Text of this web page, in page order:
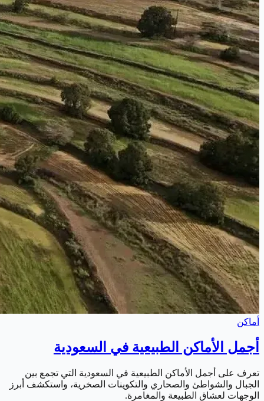
أماكن
أجمل الأماكن الطبيعية في السعودية
تعرف على أجمل الأماكن الطبيعية في السعودية التي تجمع بين
الجبال والشواطئ والصحاري والتكوينات الصخرية، واستكشف أبرز
الوجهات لعشاق الطبيعة والمغامرة.